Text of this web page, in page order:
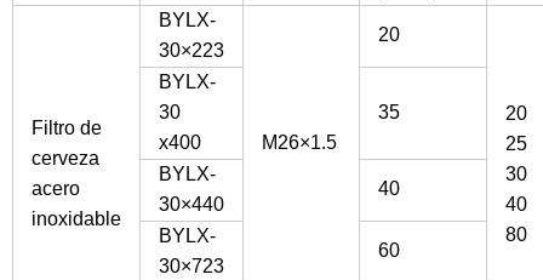
Filtro de
cerveza
acero
inoxidable
BYLX-
30×223
M26×1.5
20
20
25
30
40
80
BYLX-
30
x400
35
BYLX-
30×440
40
BYLX-
30×723
60